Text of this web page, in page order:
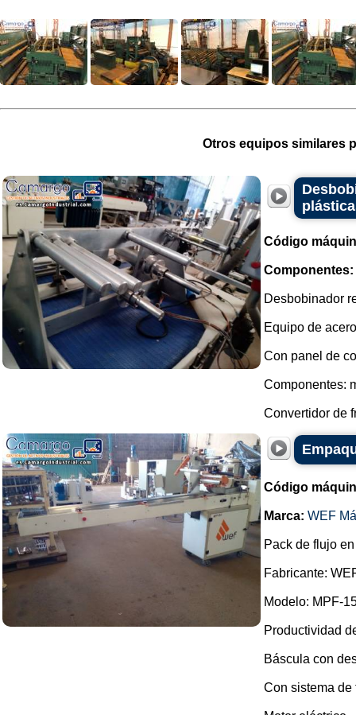
Otros equipos similares
Código
Componentes:
Desbobinador
Equipo de
Con panel de
Componentes:
Convertidor de
Código
Marca: WEF
Pack de flujo
Fabricante:
Modelo: MPF-
Productividad
Báscula con
Con sistema de